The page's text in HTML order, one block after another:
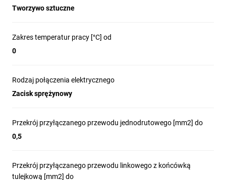
Tworzywo sztuczne
Zakres temperatur pracy [°C] od
0
Rodzaj połączenia elektrycznego
Zacisk sprężynowy
Przekrój przyłączanego przewodu jednodrutowego [mm2] do
0,5
Przekrój przyłączanego przewodu linkowego z końcówką
tulejkową [mm2] do